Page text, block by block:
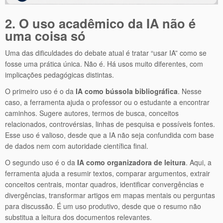
2. O uso acadêmico da IA não é
uma coisa só
Uma das dificuldades do debate atual é tratar “usar IA” como se
fosse uma prática única. Não é. Há usos muito diferentes, com
implicações pedagógicas distintas.
O primeiro uso é o da IA como bússola bibliográfica. Nesse
caso, a ferramenta ajuda o professor ou o estudante a encontrar
caminhos. Sugere autores, termos de busca, conceitos
relacionados, controvérsias, linhas de pesquisa e possíveis fontes.
Esse uso é valioso, desde que a IA não seja confundida com base
de dados nem com autoridade científica final.
O segundo uso é o da IA como organizadora de leitura. Aqui, a
ferramenta ajuda a resumir textos, comparar argumentos, extrair
conceitos centrais, montar quadros, identificar convergências e
divergências, transformar artigos em mapas mentais ou perguntas
para discussão. É um uso produtivo, desde que o resumo não
substitua a leitura dos documentos relevantes.